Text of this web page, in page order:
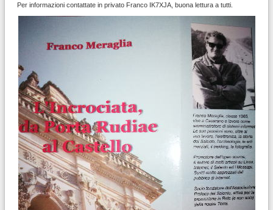
Per informazioni contattate in privato Franco IK7XJA, buona lettura a tutti.